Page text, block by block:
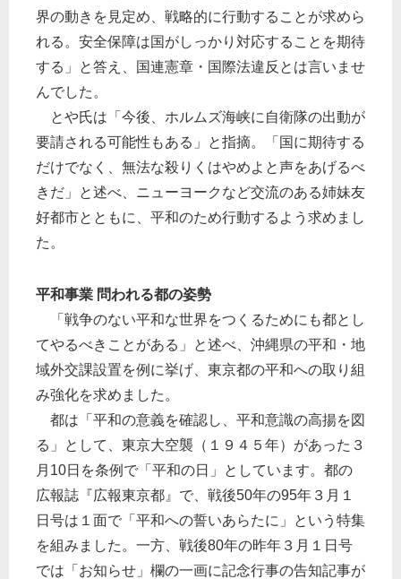
界の動きを見定め、戦略的に行動することが求めら
れる。安全保障は国がしっかり対応することを期待
する」と答え、国連憲章・国際法違反とは言いませ
んでした。
とや氏は「今後、ホルムズ海峡に自衛隊の出動が
要請される可能性もある」と指摘。「国に期待する
だけでなく、無法な殺りくはやめよと声をあげるべ
きだ」と述べ、ニューヨークなど交流のある姉妹友
好都市とともに、平和のため行動するよう求めまし
た。
平和事業 問われる都の姿勢
「戦争のない平和な世界をつくるためにも都とし
てやるべきことがある」と述べ、沖縄県の平和・地
域外交課設置を例に挙げ、東京都の平和への取り組
み強化を求めました。
都は「平和の意義を確認し、平和意識の高揚を図
る」として、東京大空襲（１９４５年）があった３
月10日を条例で「平和の日」としています。都の
広報誌『広報東京都』で、戦後50年の95年３月１
日号は１面で「平和への誓いあらたに」という特集
を組みました。一方、戦後80年の昨年３月１日号
では「お知らせ」欄の一画に記念行事の告知記事が